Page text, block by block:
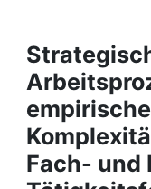
Projects
People
Fach- und